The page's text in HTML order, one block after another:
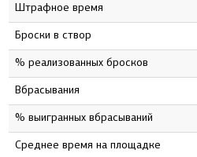
штрафное время
Броски в створ
% реализованных бросков
Вбрасывания
% выигранных вбрасываний
Среднее время на площадке